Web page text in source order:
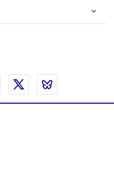
FacebookTwitter